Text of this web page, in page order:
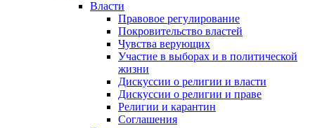
Власти
Правовое регулирование
Покровительство властей
Чувства верующих
Участие в выборах и в политической
жизни
Дискуссии о религии и власти
Дискуссии о религии и праве
Религии и карантин
Соглашения